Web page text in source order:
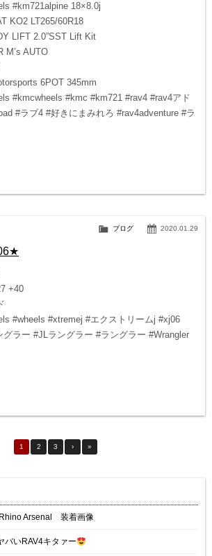
#km721alpine 18×8.0j
KO2 LT265/60R18
LIFT 2.0”SST Lift Kit
M’s AUTO
6POT 345mm
#kmcwheels #kmc #km721 #rav4 #rav4アド
#ラブ4 #好きにまみれろ #rav4adventure #ラ
2020.01.29
ブログ
+40
#wheels #xtremej #エクストリームj #xj06
ラー #JLラングラー #ラングラー #Wrangler
1 2 3 › »
Rhino Arsenal 装着画像
バいRAV4キタァー